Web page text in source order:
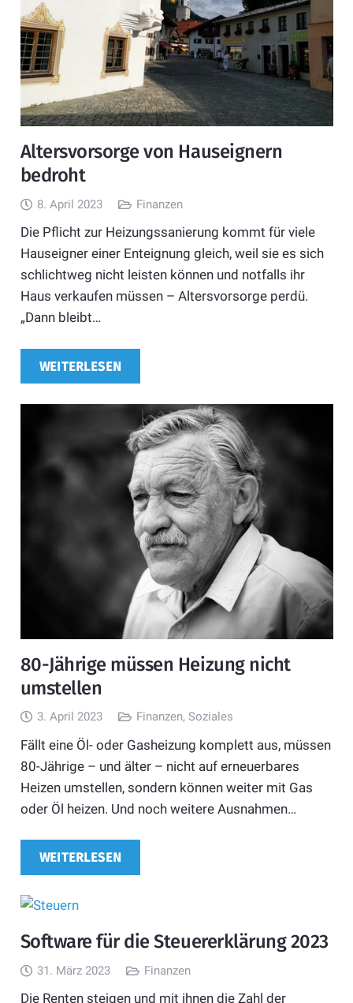
Altersvorsorge von Hauseignern
bedroht
8. April 2023 Finanzen
Die Pflicht zur Heizungssanierung kommt für viele
Hauseigner einer Enteignung gleich, weil sie es sich
schlichtweg nicht leisten können und notfalls ihr
Haus verkaufen müssen – Altersvorsorge perdü.
„Dann bleibt…
WEITERLESEN
80-Jährige müssen Heizung nicht
umstellen
3. April 2023 Finanzen,Soziales
Fällt eine Öl- oder Gasheizung komplett aus, müssen
80-Jährige – und älter – nicht auf erneuerbares
Heizen umstellen, sondern können weiter mit Gas
oder Öl heizen. Und noch weitere Ausnahmen…
WEITERLESEN
Software für die Steuererklärung 2023
31. März 2023 Finanzen
Die Renten steigen und mit ihnen die Zahl der